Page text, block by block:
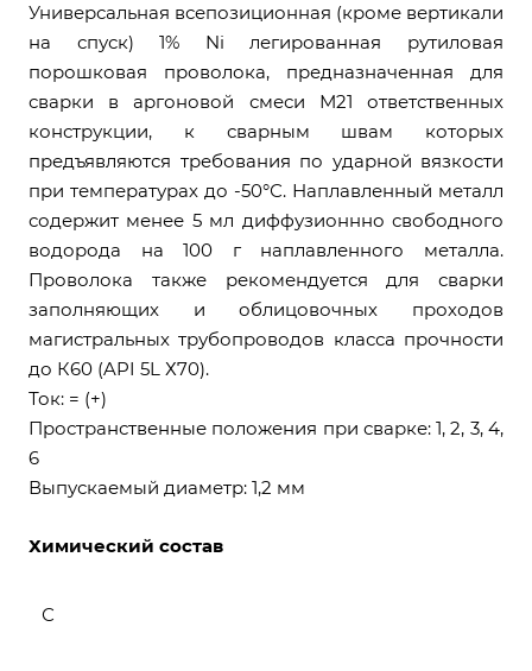
Универсальная всепозиционная (кроме вертикали
на спуск) 1% Ni легированная рутиловая
порошковая проволока, предназначенная для
сварки в аргоновой смеси М21 ответственных
конструкции, к сварным швам которых
предъявляются требования по ударной вязкости
при температурах до -50°С. Наплавленный металл
содержит менее 5 мл диффузионнно свободного
водорода на 100 г наплавленного металла.
Проволока также рекомендуется для сварки
заполняющих и облицовочных проходов
магистральных трубопроводов класса прочности
до К60 (API 5L Х70).
Ток: = (+)
Пространственные положения при сварке: 1, 2, 3, 4,
6
Выпускаемый диаметр: 1,2 мм
Химический состав
С